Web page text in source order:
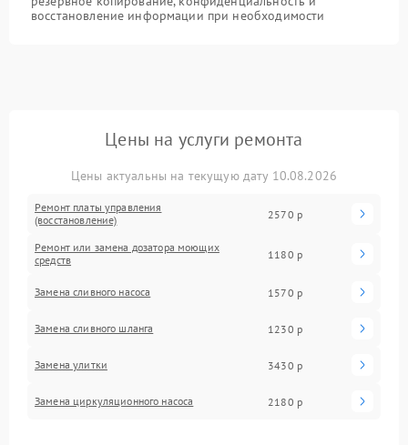
восстановление информации при необходимости
Цены на услуги ремонта
Цены актуальны на текущую дату 10.08.2026
Ремонт платы управления
(восстановление)
2570 р
Ремонт или замена дозатора моющих
средств
1180 р
Замена сливного насоса 1570 р
Замена сливного шланга 1230 р
Замена улитки 3430 р
Замена циркуляционного насоса 2180 р